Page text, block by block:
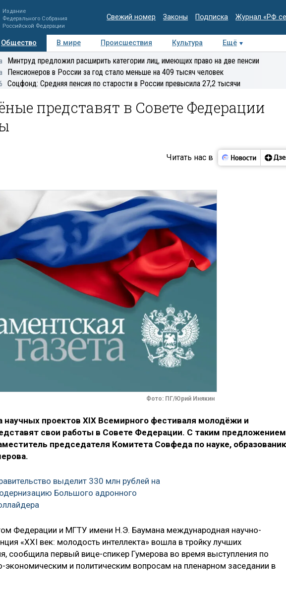
Издание
Федерального Собрания
Российской Федерации
Свежий номер Законы Подписка Журнал «РФ
Общество В мире Происшествия Культура
Ещё
Регионы Медиацентр Интервью Колумнисты
Минтруд предложил расширить категории лиц, имеющих право на две пенсии
Пенсионеров в России за год стало меньше на 409 тысяч человек
Соцфонд: Средняя пенсия по старости в России превысила 27,2 тысячи
представят в Совете Федерации
Читать нас в
Фото: ПГ/Юрий Инякин
научных проектов XIX Всемирного фестиваля молодёжи и
свои работы в Совете Федерации. С таким предложением
председателя Комитета Совфеда по науке,
выделит 330 млн рублей на
Большого адронного
Федерации и МГТУ имени Н.Э. Баумана международная научно-
«XXI век: молодость интеллекта» вошла в тройку лучших
сообщила первый вице-спикер Гумерова во время выступления по
экономическим и политическим вопросам на пленарном заседании в